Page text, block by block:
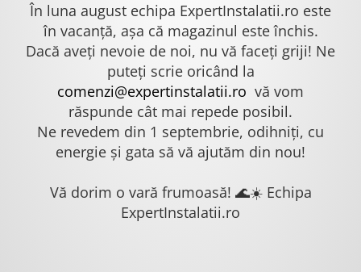
În luna august echipa ExpertInstalatii.ro este
în vacanță, așa că magazinul este închis.
Dacă aveți nevoie de noi, nu vă faceți griji! Ne
puteți scrie oricând la
comenzi@expertinstalatii.ro vă vom
răspunde cât mai repede posibil.
Ne revedem din 1 septembrie, odihniți, cu
energie și gata să vă ajutăm din nou!
Vă dorim o vară frumoasă! 🌊☀️ Echipa
ExpertInstalatii.ro